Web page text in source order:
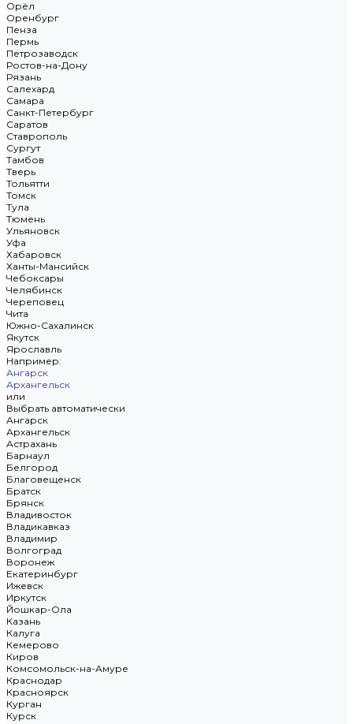
Орёл
Оренбург
Пенза
Пермь
Петрозаводск
Ростов-на-Дону
Рязань
Салехард
Самара
Санкт-Петербург
Саратов
Ставрополь
Сургут
Тамбов
Тверь
Тольятти
Томск
Тула
Тюмень
Ульяновск
Уфа
Хабаровск
Ханты-Мансийск
Чебоксары
Челябинск
Череповец
Чита
Южно-Сахалинск
Якутск
Ярославль
Например:
Ангарск
Архангельск
или
Выбрать автоматически
Ангарск
Архангельск
Астрахань
Барнаул
Белгород
Благовещенск
Братск
Брянск
Владивосток
Владикавказ
Владимир
Волгоград
Воронеж
Екатеринбург
Ижевск
Иркутск
Йошкар-Ола
Казань
Калуга
Кемерово
Киров
Комсомольск-на-Амуре
Краснодар
Красноярск
Курган
Курск